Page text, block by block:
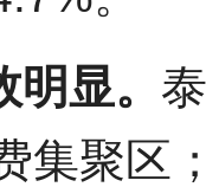
显。
集聚区